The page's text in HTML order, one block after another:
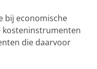
bij economische
kosteninstrumenten
die daarvoor